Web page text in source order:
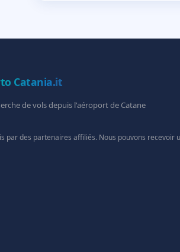
Catania.it
de vols depuis l'aéroport de Catane
par des partenaires affiliés. Nous pouvons recevoir